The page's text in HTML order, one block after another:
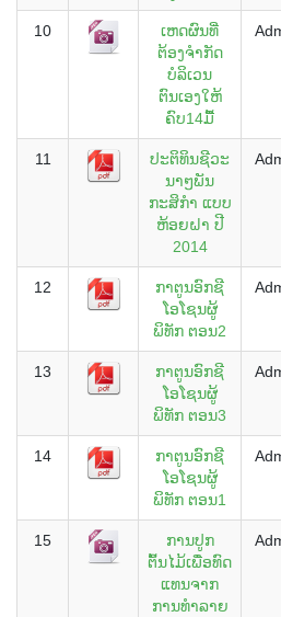
10
ເຫດຜົນທີ່
ຕ້ອງຈຳກັດ
ບໍລິເວນ
ຕົນເອງໃຫ້
ຄົບ14ມື້
11
ປະຕິທິນຊີວະ
ນາໆພັນ
ກະສິກຳ ແບບ
ຫ້ອຍຝາ ປີ
2014
12
ກາຕູນອົກຊີ
ໂອໂຊນຜູ້
ພິທັກ ຕອນ2
13
ກາຕູນອົກຊີ
ໂອໂຊນຜູ້
ພິທັກ ຕອນ3
14
ກາຕູນອົກຊີ
ໂອໂຊນຜູ້
ພິທັກ ຕອນ1
15
ການປູກ
ຕົ້ນໄມ້ເພື່ອທົດ
ແທນຈາກ
ການທຳລາຍ